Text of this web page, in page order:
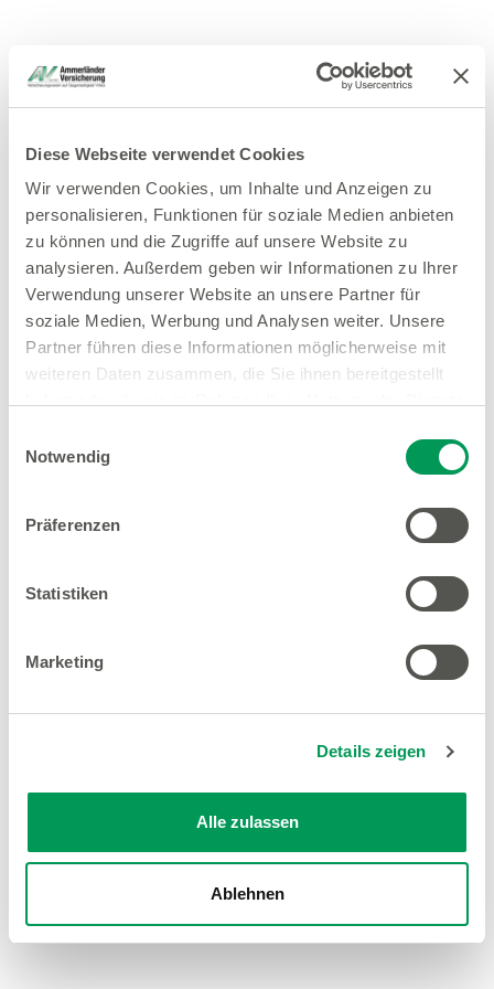
Diese Webseite verwendet Cookies
Wir verwenden Cookies, um Inhalte und Anzeigen zu
personalisieren, Funktionen für soziale Medien anbieten
zu können und die Zugriffe auf unsere Website zu
analysieren. Außerdem geben wir Informationen zu Ihrer
Verwendung unserer Website an unsere Partner für
soziale Medien, Werbung und Analysen weiter. Unsere
Partner führen diese Informationen möglicherweise mit
weiteren Daten zusammen, die Sie ihnen bereitgestellt
Notwendig
Präferenzen
Statistiken
Marketing
Details zeigen
Alle zulassen
Ablehnen